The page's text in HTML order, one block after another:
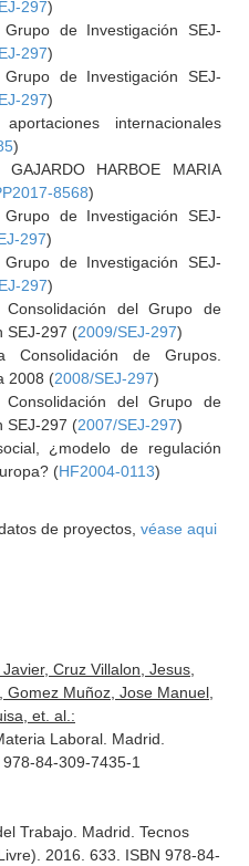
297)
de Investigación SEJ-
297)
de Investigación SEJ-
297)
internacionales
)
HARBOE MARIA
8568)
de Investigación SEJ-
297)
de Investigación SEJ-
297)
del Grupo de
SEJ-297 (2009/SEJ-297)
de Grupos.
2008 (2008/SEJ-297)
del Grupo de
SEJ-297 (2007/SEJ-297)
¿modelo de regulación
(HF2004-0113)
de proyectos, véase aqui
Cruz Villalon, Jesus,
Gomez Muñoz, Jose Manuel,
et. al.:
Laboral. Madrid.
84-309-7435-1
Trabajo. Madrid. Tecnos
2016. 633. ISBN 978-84-